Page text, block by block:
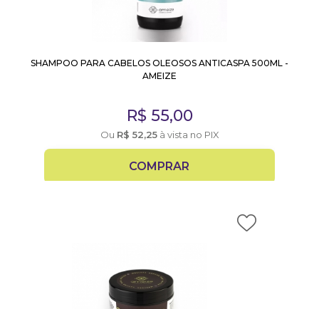
SHAMPOO PARA CABELOS OLEOSOS ANTICASPA 500ML -
AMEIZE
R$ 55,00
Ou R$ 52,25à vista no PIX
COMPRAR